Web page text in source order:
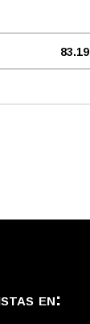
83.19
en: